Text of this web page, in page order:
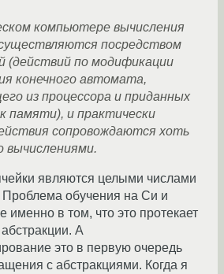
компьютере вычисления
посредством
(действий по модификации
конечного автомата,
из процессора и приданных
памяти), и практически
сопровождаются хоть
вычислениями.
являются целыми числами
Проблема обучения на Си и
именно в том, что это протекает
А
это в первую очередь
с абстракциями. Когда я